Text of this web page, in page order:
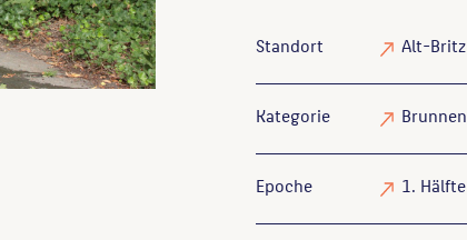
Standort Alt-
Kategorie Brunnen
Epoche 1.